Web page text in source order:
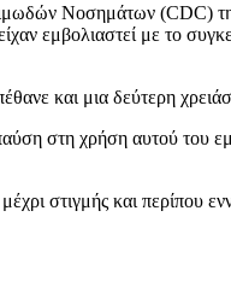
Νοσημάτων (CDC) της
εμβολιαστεί με το
και μια δεύτερη
στη χρήση αυτού του
στιγμής και περίπου